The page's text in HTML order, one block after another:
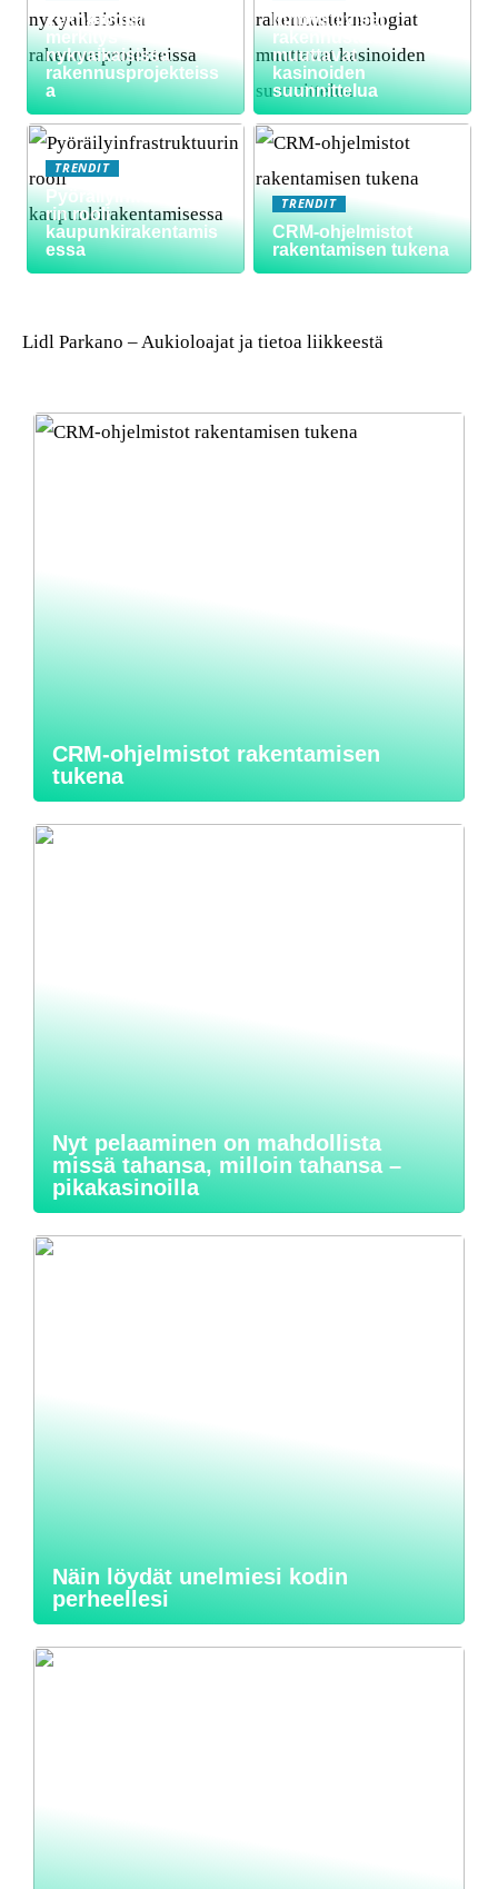
Teknologian
merkitys
nykyaikaisissa
rakennusprojekteiss
a
Innovatiiviset
rakennusteknologiat
muuttavat
kasinoiden
suunnittelua
TRENDIT
Pyöräilyinfrastruktuu
rin rooli
kaupunkirakentamis
essa
TRENDIT
CRM-ohjelmistot
rakentamisen tukena
Lidl Parkano – Aukioloajat ja tietoa liikkeestä
CRM-ohjelmistot rakentamisen
tukena
Nyt pelaaminen on mahdollista
missä tahansa, milloin tahansa –
pikakasinoilla
Näin löydät unelmiesi kodin
perheellesi